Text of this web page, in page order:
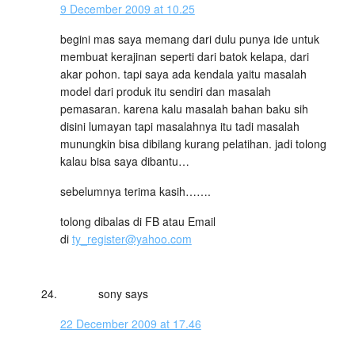
9 December 2009 at 10.25
begini mas saya memang dari dulu punya ide untuk
membuat kerajinan seperti dari batok kelapa, dari
akar pohon. tapi saya ada kendala yaitu masalah
model dari produk itu sendiri dan masalah
pemasaran. karena kalu masalah bahan baku sih
disini lumayan tapi masalahnya itu tadi masalah
munungkin bisa dibilang kurang pelatihan. jadi tolong
kalau bisa saya dibantu…
sebelumnya terima kasih…….
tolong dibalas di FB atau Email
di ty_register@yahoo.com
sony says
22 December 2009 at 17.46